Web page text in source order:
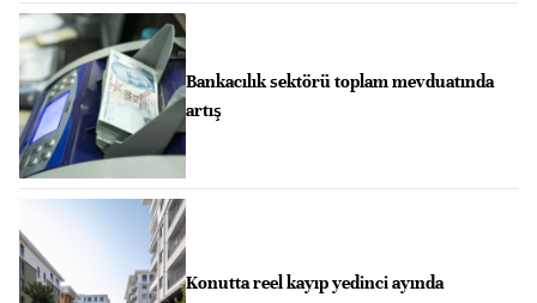
Bankacılık sektörü toplam mevduatında
artış
Konutta reel kayıp yedinci ayında